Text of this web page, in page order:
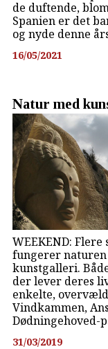
de duftende,
Spanien er det
og nyde denne
16/05/2021
Natur med
WEEKEND:
fungerer naturen
kunstgalleri.
der lever deres
enkelte,
Vindkammen,
Dødningehoved-
31/03/2019